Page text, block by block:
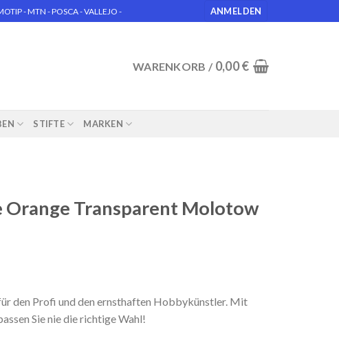
- MTN - POSCA - VALLEJO - ANMELDEN
WARENKORB / 0,00€
STIFTE MARKEN
Orange Transparent Molotow
den Profi und den ernsthaften Hobbykünstler. Mit
Sie nie die richtige Wahl!